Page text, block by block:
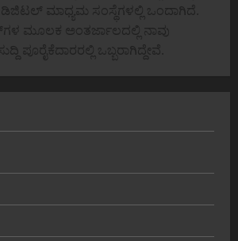
ಡಿಜಿಟಲ್ ಮಾಧ್ಯಮ ಸಂಸ್ಥೆಗಳಲ್ಲಿ ಒಂದಾಗಿದೆ.
ಮೂಲಕ ಅಂತರ್ಜಾಲದಲ್ಲಿ ನಾವು
ಪೂರೈಕೆದಾರರಲ್ಲಿ ಒಬ್ಬರಾಗಿದ್ದೇವೆ.